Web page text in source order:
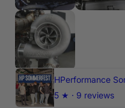
5 ★ · 9 reviews